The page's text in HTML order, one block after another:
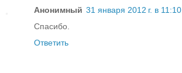
Анонимный 31 января 2012 г. в 11:10
Спасибо.
Ответить